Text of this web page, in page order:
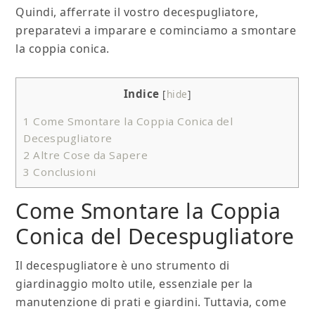
Quindi, afferrate il vostro decespugliatore,
preparatevi a imparare e cominciamo a smontare
la coppia conica.
Indice [hide]
1 Come Smontare la Coppia Conica del
Decespugliatore
2 Altre Cose da Sapere
3 Conclusioni
Come Smontare la Coppia
Conica del Decespugliatore
Il decespugliatore è uno strumento di
giardinaggio molto utile, essenziale per la
manutenzione di prati e giardini. Tuttavia, come